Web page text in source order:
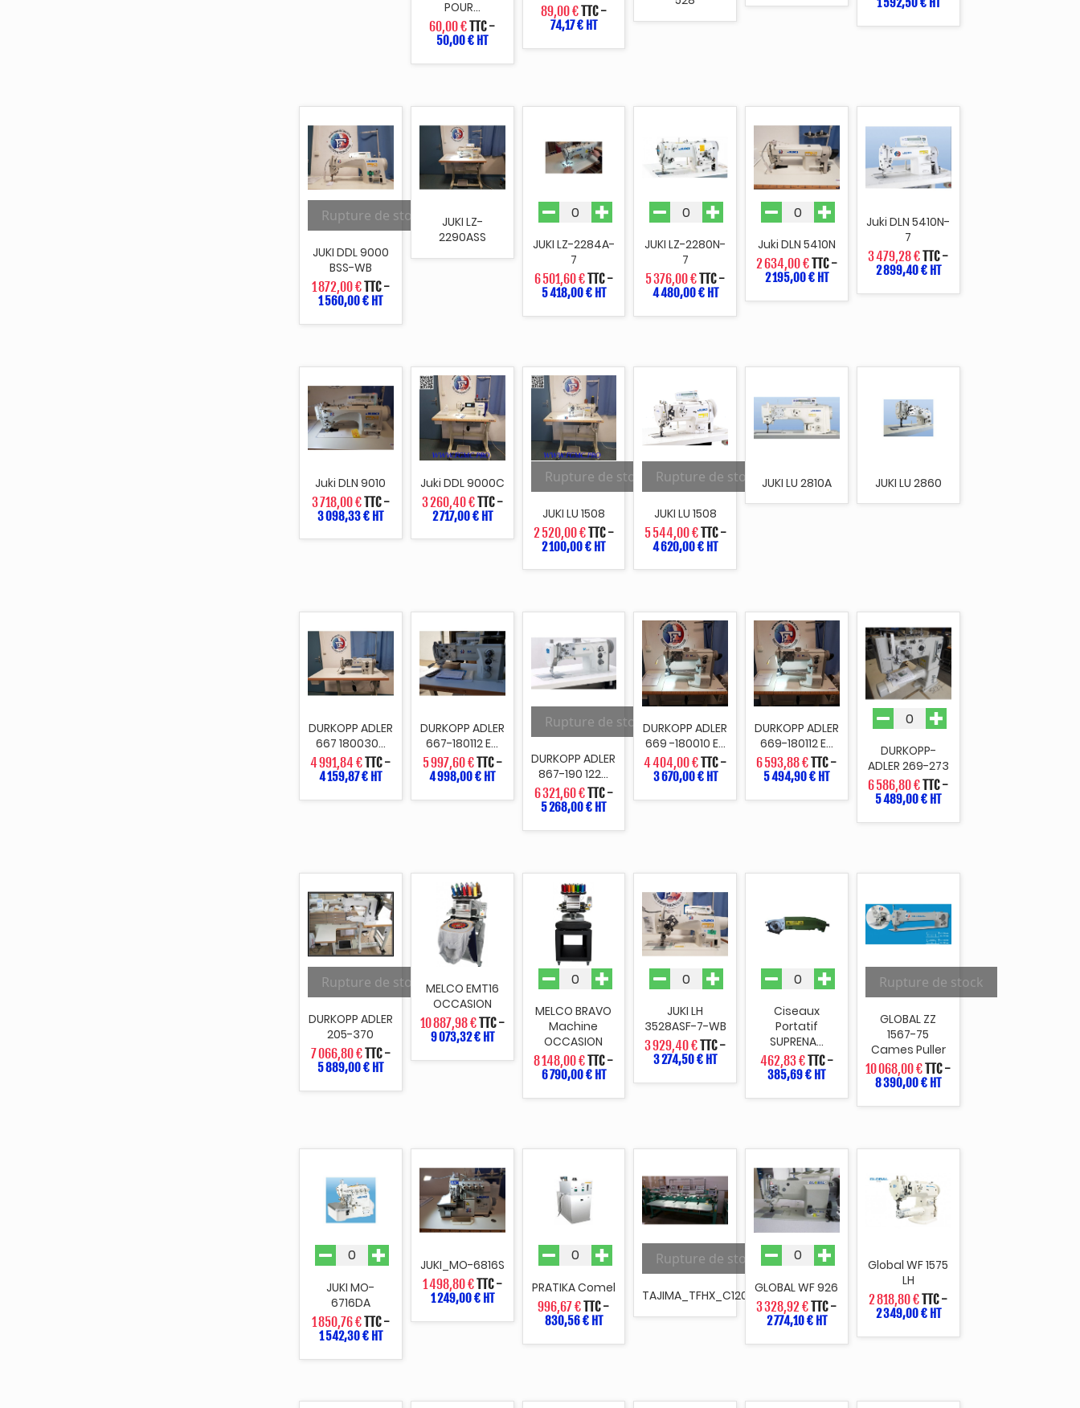
POUR...
60,00 €TTC-
50,00 € HT
89,00 €TTC-
74,17 € HT
Rupture de stock
JUKI DDL 9000
BSS-WB
1 872,00 €TTC-
1 560,00 € HT
JUKI LZ-
2290ASS
JUKI LZ-2284A-
7
6 501,60 €TTC-
5 418,00 € HT
JUKI LZ-2280N-
7
5 376,00 €TTC-
4 480,00 € HT
Juki DLN 5410N
2 634,00 €TTC-
2 195,00 € HT
Juki DLN 5410N-
7
3 479,28 €TTC-
2 899,40 € HT
Juki DLN 9010
3 718,00 €TTC-
3 098,33 € HT
Juki DDL 9000C
3 260,40 €TTC-
2 717,00 € HT
Rupture de stock
JUKI LU 1508
2 520,00 €TTC-
2 100,00 € HT
Rupture de stock
JUKI LU 1508
5 544,00 €TTC-
4 620,00 € HT
JUKI LU 2810A JUKI LU 2860
DURKOPP ADLER
667 180030...
4 991,84 €TTC-
4 159,87 € HT
DURKOPP ADLER
667-180112 E...
5 997,60 €TTC-
4 998,00 € HT
Rupture de stock
DURKOPP ADLER
867-190 122...
6 321,60 €TTC-
5 268,00 € HT
DURKOPP ADLER
669 -180010 E...
4 404,00 €TTC-
3 670,00 € HT
DURKOPP ADLER
669-180112 E...
6 593,88 €TTC-
5 494,90 € HT
DURKOPP-
ADLER 269-273
6 586,80 €TTC-
5 489,00 € HT
Rupture de stock
DURKOPP ADLER
205-370
7 066,80 €TTC-
5 889,00 € HT
MELCO EMT16
OCCASION
10 887,98 €TTC-
9 073,32 € HT
MELCO BRAVO
Machine
OCCASION
8 148,00 €TTC-
6 790,00 € HT
JUKI LH
3528ASF-7-WB
3 929,40 €TTC-
3 274,50 € HT
Ciseaux
Portatif
SUPRENA...
462,83 €TTC-
385,69 € HT
Rupture de stock
GLOBAL ZZ
1567-75
Cames Puller
10 068,00 €TTC-
8 390,00 € HT
JUKI MO-
6716DA
1 850,76 €TTC-
1 542,30 € HT
JUKI_MO-6816S
1 498,80 €TTC-
1 249,00 € HT
PRATIKA Comel
996,67 €TTC-
830,56 € HT
Rupture de stock
TAJIMA_TFHX_C1204GLOBAL WF 926
3 328,92 €TTC-
2 774,10 € HT
Global WF 1575
LH
2 818,80 €TTC-
2 349,00 € HT